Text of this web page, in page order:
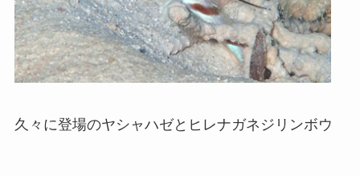
久々に登場のヤシャハゼとヒレナガネジリンボウ